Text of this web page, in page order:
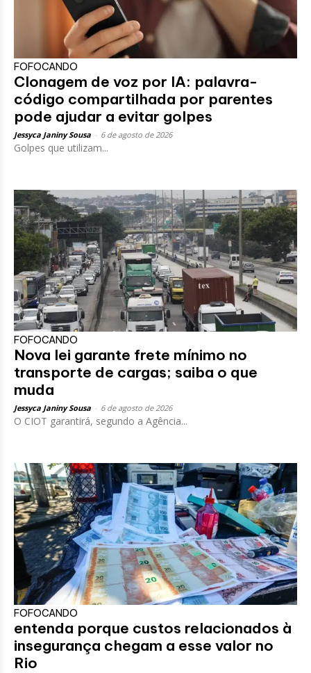
FOFOCANDO
Clonagem de voz por IA: palavra-
código compartilhada por parentes
pode ajudar a evitar golpes
Jessyca Janiny Sousa 6 de agosto de 2026
Golpes que utilizam...
FOFOCANDO
Nova lei garante frete mínimo no
transporte de cargas; saiba o que
muda
Jessyca Janiny Sousa 6 de agosto de 2026
O CIOT garantirá, segundo a Agência...
FOFOCANDO
entenda porque custos relacionados à
insegurança chegam a esse valor no
Rio